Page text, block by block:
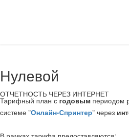
Нулевой
ОТЧЕТНОСТЬ ЧЕРЕЗ ИНТЕРНЕТ
Тарифный план с годовым периодом
системе "Онлайн-Спринтер" через